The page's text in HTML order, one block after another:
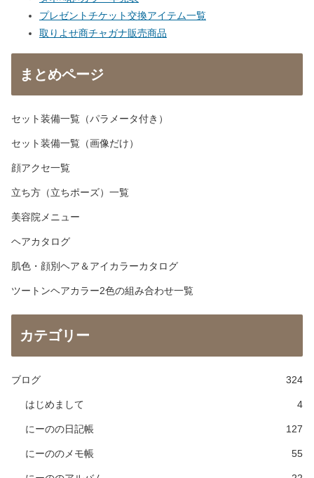
プレゼントチケット交換アイテム一覧
取りよせ商チャガナ販売商品
まとめページ
セット装備一覧（パラメータ付き）
セット装備一覧（画像だけ）
顔アクセ一覧
立ち方（立ちポーズ）一覧
美容院メニュー
ヘアカタログ
肌色・顔別ヘア＆アイカラーカタログ
ツートンヘアカラー2色の組み合わせ一覧
カテゴリー
ブログ 324
はじめまして 4
にーのの日記帳 127
にーののメモ帳 55